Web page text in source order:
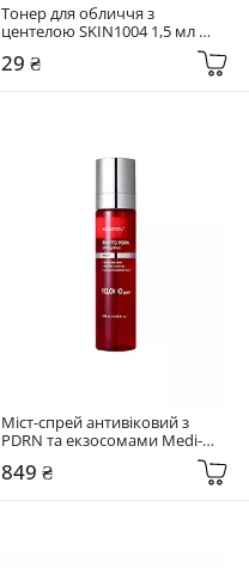
Тонер для обличчя з
центелою SKIN1004 1,5 мл
Madagascar Centella Toning
Toner
29 ₴
Міст-спрей антивіковий з
PDRN та екзосомами Medi-
Peel 120 мл Phyto Exosome
PDRN Lifting Shot Mist
849 ₴